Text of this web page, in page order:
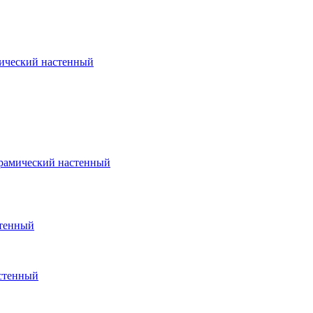
настенный
настенный